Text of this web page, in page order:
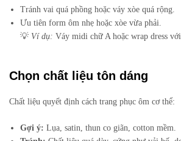
Tránh vai quá phồng hoặc váy xòe quá rộng.
Ưu tiên form ôm nhẹ hoặc xòe vừa phải.
💡 Ví dụ: Váy midi chữ A hoặc wrap dress
Chọn chất liệu tôn dáng
Chất liệu quyết định cách trang phục ôm cơ thể:
Gợi ý: Lụa, satin, thun co giãn, cotton mềm.